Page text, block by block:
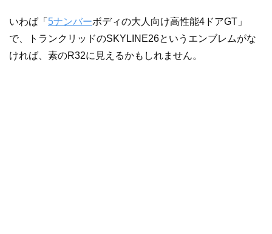
いわば「 5ナンバーボディの大人向け高性能4ドアGT」
で、トランクリッドのSKYLINE26というエンブレムがな
ければ、素のR32に見えるかもしれません。